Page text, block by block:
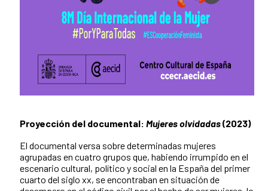
Proyección del documental: Mujeres olvidadas(2023)
El documental versa sobre determinadas mujeres
agrupadas en cuatro grupos que, habiendo irrumpido en el
escenario cultural, político y social en la España del primer
cuarto del siglo xx, se encontraban en situación de